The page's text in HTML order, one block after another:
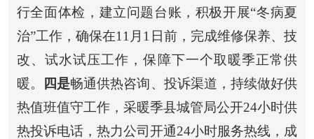
行全面体检，建立问题台账，积极开展“冬病夏
治”工作，确保在11月1日前，完成维修保养、技
改、试水试压工作，保障下一个取暖季正常供
暖。
四是畅通供热咨询、投诉渠道，持续做好供
热值班值守工作， 采暖季县城管局公开24小时供
热投诉电话， 热力公司开通24小时服务热线，成